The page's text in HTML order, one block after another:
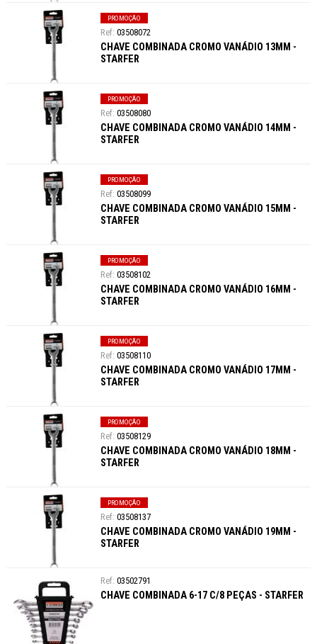
PROMOÇÃO
03508072
CHAVE COMBINADA CROMO VANÁDIO 13MM -
STARFER
PROMOÇÃO
03508080
CHAVE COMBINADA CROMO VANÁDIO 14MM -
STARFER
PROMOÇÃO
03508099
CHAVE COMBINADA CROMO VANÁDIO 15MM -
STARFER
PROMOÇÃO
03508102
CHAVE COMBINADA CROMO VANÁDIO 16MM -
STARFER
PROMOÇÃO
03508110
CHAVE COMBINADA CROMO VANÁDIO 17MM -
STARFER
PROMOÇÃO
03508129
CHAVE COMBINADA CROMO VANÁDIO 18MM -
STARFER
PROMOÇÃO
03508137
CHAVE COMBINADA CROMO VANÁDIO 19MM -
STARFER
03502791
CHAVE COMBINADA 6-17 C/8 PEÇAS - STARFER